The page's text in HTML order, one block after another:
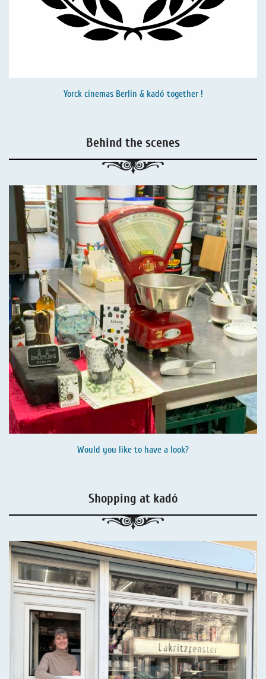
Yorck cinemas Berlin & kadó together !
Behind the scenes
Would you like to have a look?
Shopping at kadó